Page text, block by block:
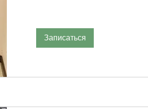
Записаться